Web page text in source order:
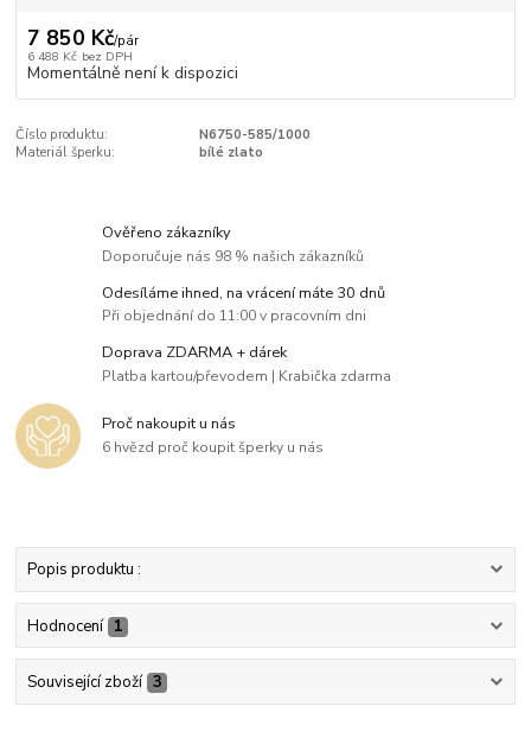
7 850 Kč/pár
6 488 Kč bez DPH
Momentálně není k dispozici
Číslo produktu:
N6750-585/1000
Materiál šperku:
bílé zlato
Ověřeno zákazníky
Doporučuje nás 98 % našich zákazníků
Odesíláme ihned, na vrácení máte 30 dnů
Při objednání do 11:00 v pracovním dni
Doprava ZDARMA + dárek
Platba kartou/převodem | Krabička zdarma
Proč nakoupit u nás
6 hvězd proč koupit šperky u nás
Popis produktu :
Hodnocení 1
Související zboží 3